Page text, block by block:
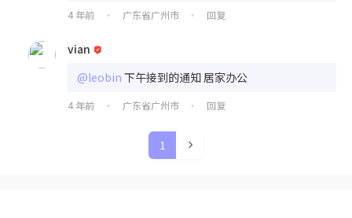
4 年前 • 广东省广州市 • 回复
vian
@leobin 下午接到的通知 居家办公
4 年前 • 广东省广州市 • 回复
1